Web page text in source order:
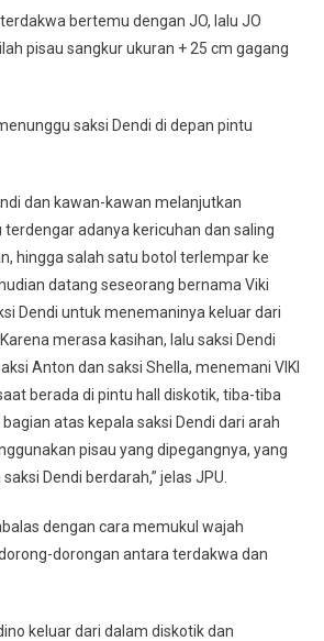
bertemu dengan JO, lalu JO
pisau sangkur ukuran + 25 cm gagang
saksi Dendi di depan pintu
dan kawan-kawan melanjutkan
adanya kericuhan dan saling
hingga salah satu botol terlempar ke
datang seseorang bernama Viki
Dendi untuk menemaninya keluar dari
merasa kasihan, lalu saksi Dendi
Anton dan saksi Shella, menemani VIKI
berada di pintu hall diskotik, tiba-tiba
atas kepala saksi Dendi dari arah
pisau yang dipegangnya, yang
Dendi berdarah,” jelas JPU.
dengan cara memukul wajah
dorongan antara terdakwa dan
keluar dari dalam diskotik dan